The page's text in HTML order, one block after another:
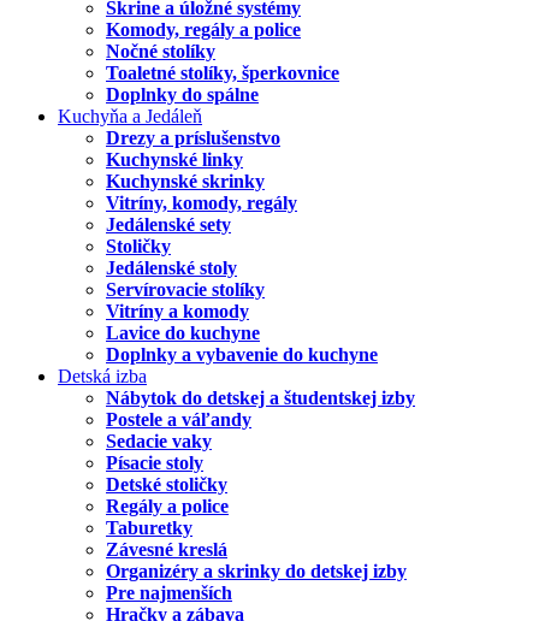
Skrine a úložné systémy
Komody, regály a police
Nočné stolíky
Toaletné stolíky, šperkovnice
Doplnky do spálne
Kuchyňa a Jedáleň
Drezy a príslušenstvo
Kuchynské linky
Kuchynské skrinky
Vitríny, komody, regály
Jedálenské sety
Stoličky
Jedálenské stoly
Servírovacie stolíky
Vitríny a komody
Lavice do kuchyne
Doplnky a vybavenie do kuchyne
Detská izba
Nábytok do detskej a študentskej izby
Postele a váľandy
Sedacie vaky
Písacie stoly
Detské stoličky
Regály a police
Taburetky
Závesné kreslá
Organizéry a skrinky do detskej izby
Pre najmenších
Hračky a zábava